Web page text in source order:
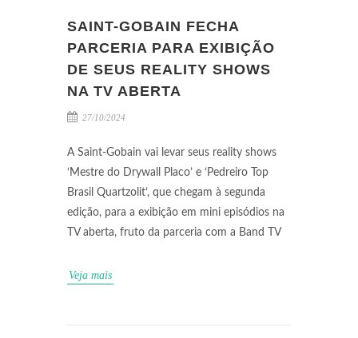
SAINT-GOBAIN FECHA
PARCERIA PARA EXIBIÇÃO
DE SEUS REALITY SHOWS
NA TV ABERTA
27/10/2024
A Saint-Gobain vai levar seus reality shows
‘Mestre do Drywall Placo’ e ‘Pedreiro Top
Brasil Quartzolit’, que chegam à segunda
edição, para a exibição em mini episódios na
TV aberta, fruto da parceria com a Band TV
Veja mais